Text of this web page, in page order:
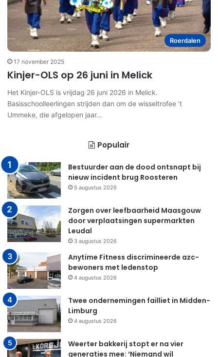
Roerdalen
17 november 2025
Kinjer-OLS op 26 juni in Melick
Het Kinjer-OLS is vrijdag 26 juni 2026 in Melick.
Basisschoolleerlingen strijden dan om de wisseltrofee ’t
Ummeke, die afgelopen jaar…
Populair
Bestuurder aan de dood ontsnapt bij
nieuw incident brug Roosteren
5 augustus 2026
Zorgen over leefbaarheid Maasgouw
door verplaatsingen supermarkten
Leudal
3 augustus 2026
Anytime Fitness discrimineerde azc-
bewoners met ledenstop
4 augustus 2026
Twee ondernemingen failliet in Midden-
Limburg
4 augustus 2026
Weerter bakkerij stopt er na vier
generaties mee: ‘Niemand wil